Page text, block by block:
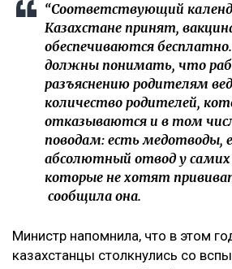
“Соответствующий
Казахстане принят,
обеспечиваются
должны понимать, что
разъяснению родителям
количество родителей,
отказываются и в том
поводам: есть медотводы,
абсолютный отвод у самих
которые не хотят
сообщила она.
Министр напомнила, что в этом
казахстанцы столкнулись со